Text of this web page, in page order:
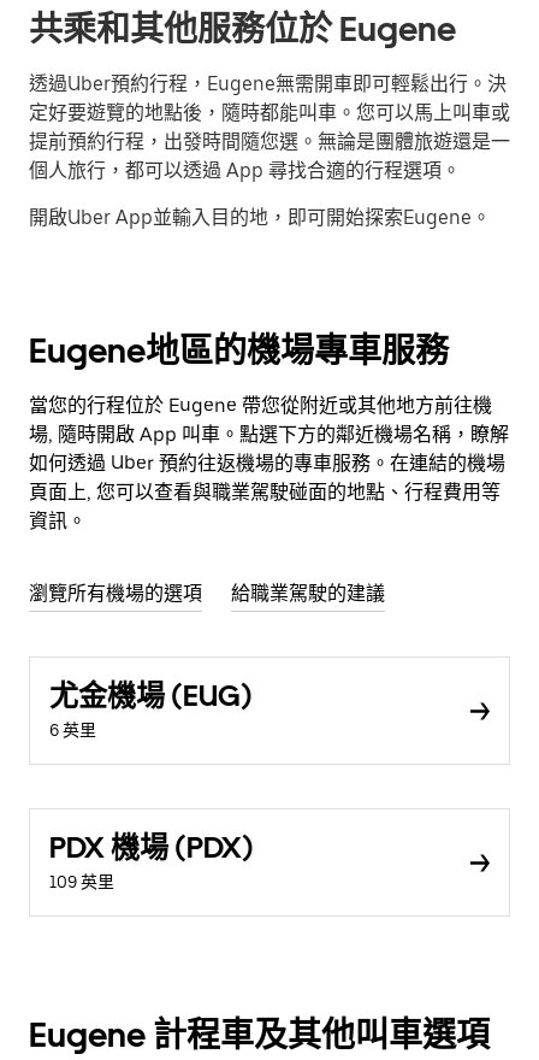
共乘和其他服務位於 Eugene
透過Uber預約行程，Eugene無需開車即可輕鬆出行。決
定好要遊覽的地點後，隨時都能叫車。您可以馬上叫車或
提前預約行程，出發時間隨您選。無論是團體旅遊還是一
個人旅行，都可以透過 App 尋找合適的行程選項。
開啟Uber App並輸入目的地，即可開始探索Eugene。
Eugene地區的機場專車服務
當您的行程位於 Eugene 帶您從附近或其他地方前往機
場, 隨時開啟 App 叫車。點選下方的鄰近機場名稱，瞭解
如何透過 Uber 預約往返機場的專車服務。在連結的機場
頁面上, 您可以查看與職業駕駛碰面的地點、行程費用等
資訊。
瀏覽所有機場的選項 給職業駕駛的建議
尤金機場 (EUG)
6 英里
PDX 機場 (PDX)
109 英里
Eugene 計程車及其他叫車選項